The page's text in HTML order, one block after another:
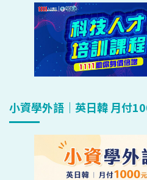
小資學外語｜英日韓 月付